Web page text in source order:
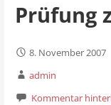
Prüfung
8. November 2007
admin
Kommentar